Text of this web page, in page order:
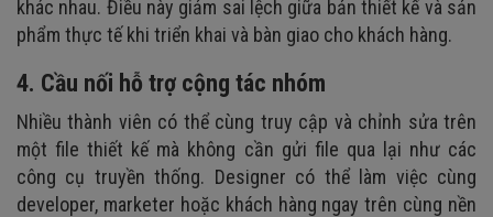
khác nhau. Điều này giảm sai lệch giữa bản thiết kế và sản
phẩm thực tế khi triển khai và bàn giao cho khách hàng.
4. Cầu nối hỗ trợ cộng tác nhóm
Nhiều thành viên có thể cùng truy cập và chỉnh sửa trên
một file thiết kế mà không cần gửi file qua lại như các
công cụ truyền thống. Designer có thể làm việc cùng
developer, marketer hoặc khách hàng ngay trên cùng nền